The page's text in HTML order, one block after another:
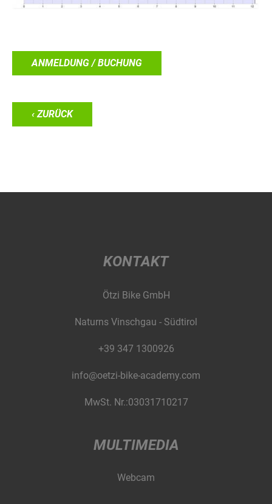
ANMELDUNG / BUCHUNG
‹ ZURÜCK
KONTAKT
Ötzi Bike GmbH
Naturns Vinschgau - Südtirol
+39 347 1300926
info@oetzi-bike-academy.com
MwSt. Nr.:03031710217
MULTIMEDIA
Webcam